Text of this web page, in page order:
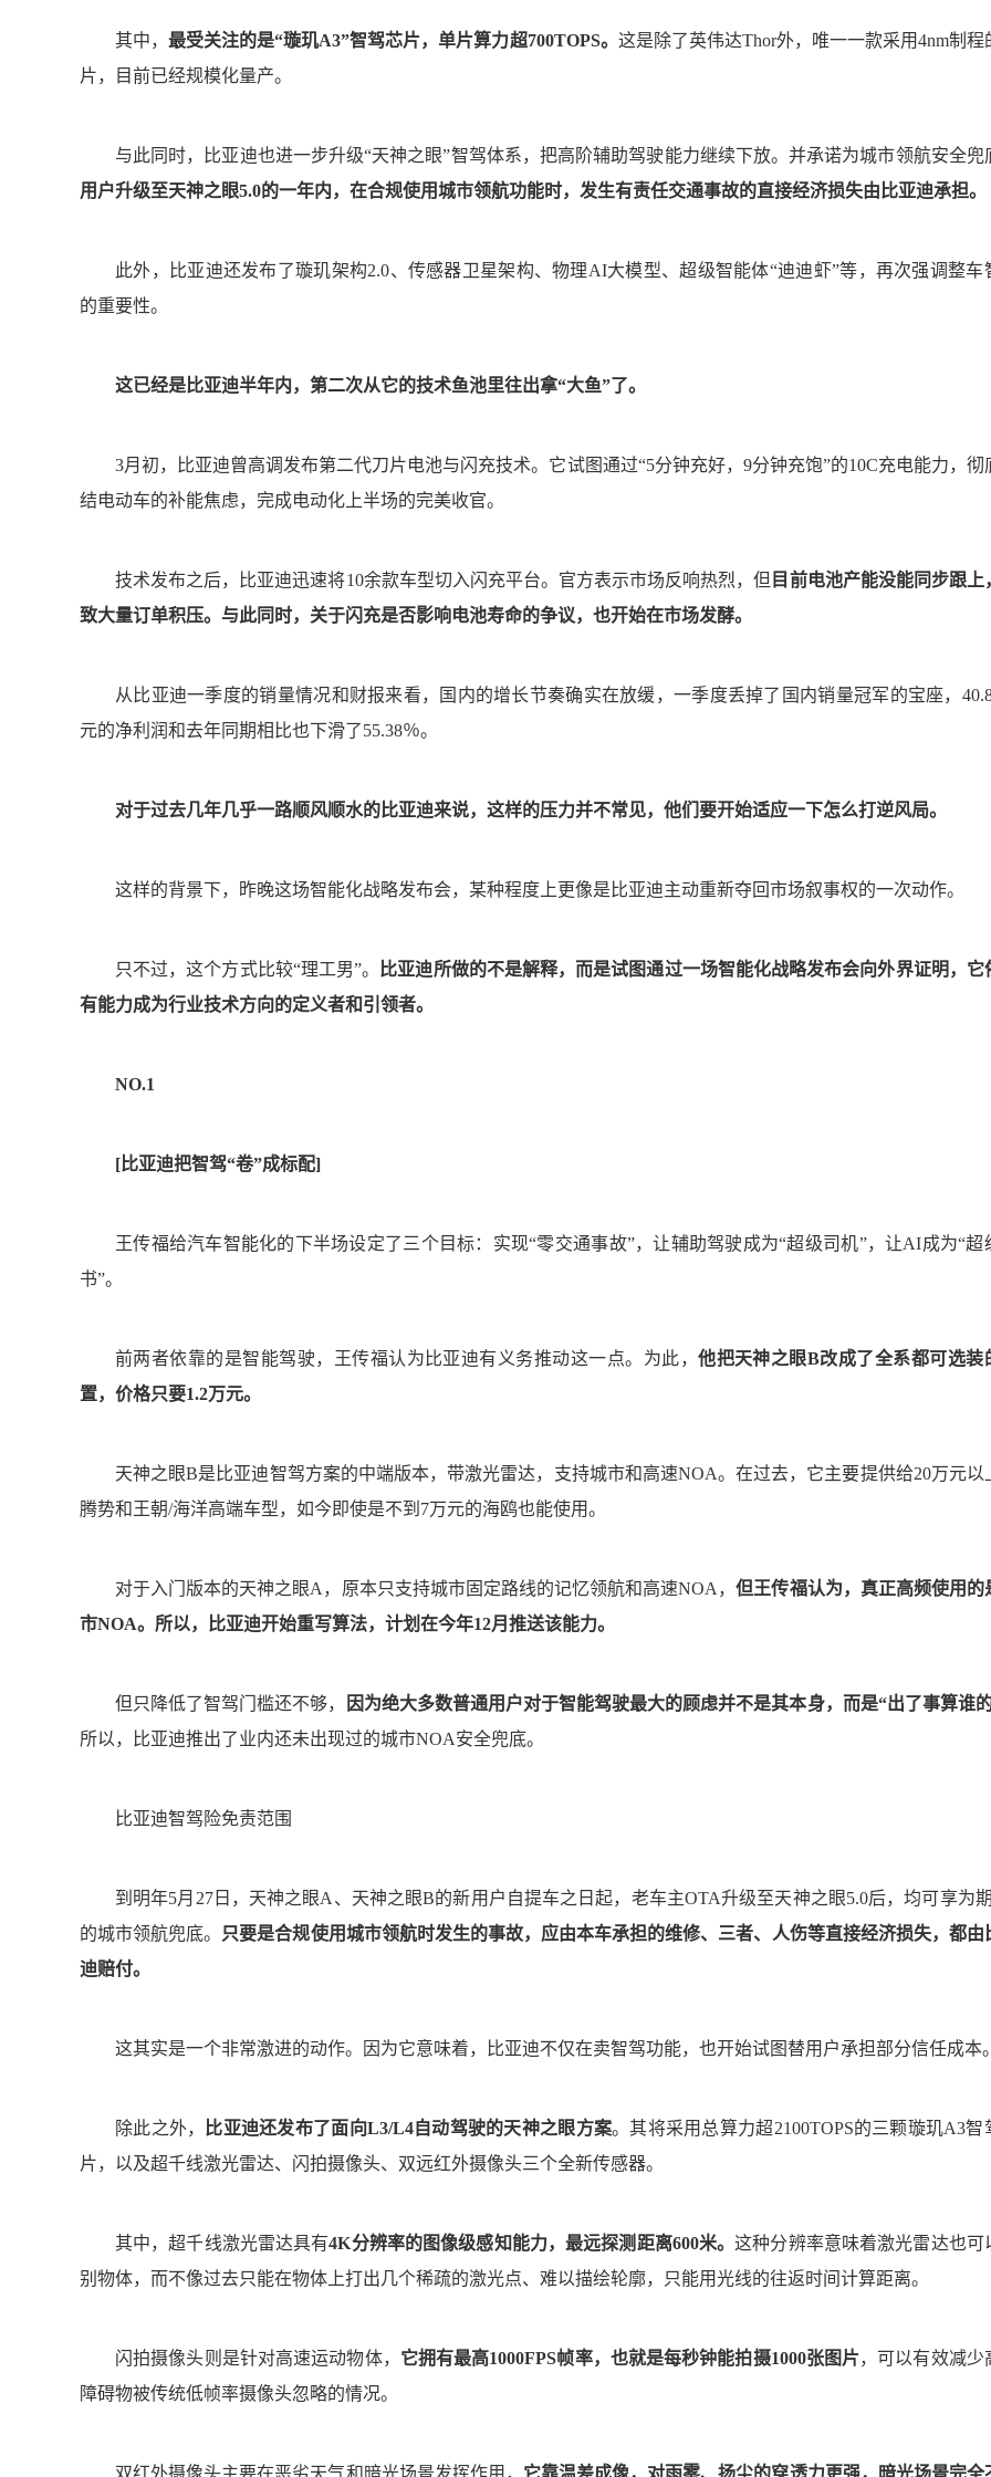
其中，最受关注的是“璇玑A3”智驾芯片，单片算力超700TOPS。 这是除了英伟达Thor外，唯一一款采用4nm制程
片，目前已经规模化量产。
与此同时，比亚迪也进一步升级“天神之眼”智驾体系，把高阶辅助驾驶能力继续下放。并承诺为城市领航安全兜
用户升级至天神之眼5.0的一年内，在合规使用城市领航功能时，发生有责任交通事故的直接经济损失由比亚迪承担。
此外，比亚迪还发布了璇玑架构2.0、传感器卫星架构、物理AI大模型、超级智能体“迪迪虾”等，再次强调整车
的重要性。
这已经是比亚迪半年内，第二次从它的技术鱼池里往出拿“大鱼”了。
3月初，比亚迪曾高调发布第二代刀片电池与闪充技术。它试图通过“5分钟充好，9分钟充饱”的10C充电能力，彻
结电动车的补能焦虑，完成电动化上半场的完美收官。
技术发布之后，比亚迪迅速将10余款车型切入闪充平台。官方表示市场反响热烈，但 目前电池产能没能同步跟上
致大量订单积压。与此同时，关于闪充是否影响电池寿命的争议，也开始在市场发酵。
从比亚迪一季度的销量情况和财报来看，国内的增长节奏确实在放缓，一季度丢掉了国内销量冠军的宝座，
元的净利润和去年同期相比也下滑了55.38％。
对于过去几年几乎一路顺风顺水的比亚迪来说，这样的压力并不常见，他们要开始适应一下怎么打逆风局。
这样的背景下，昨晚这场智能化战略发布会，某种程度上更像是比亚迪主动重新夺回市场叙事权的一次动作。
只不过，这个方式比较“理工男”。
比亚迪所做的不是解释，而是试图通过一场智能化战略发布会向外界证明，它
有能力成为行业技术方向的定义者和引领者。
NO.1
[ 比亚迪把智驾“卷”成标配]
王传福给汽车智能化的下半场设定了三个目标：实现“零交通事故”，让辅助驾驶成为“超级司机”，让AI成为“超
书”。
前两者依靠的是智能驾驶，王传福认为比亚迪有义务推动这一点。为此，他把天神之眼B改成了全系都可选装
置，价格只要1.2万元。
天神之眼B是比亚迪智驾方案的中端版本，带激光雷达，支持城市和高速NOA。在过去，它主要提供给20万元以
腾势和王朝/海洋高端车型，如今即使是不到7万元的海鸥也能使用。
对于入门版本的天神之眼A，原本只支持城市固定路线的记忆领航和高速NOA，但王传福认为，真正高频使用的
市NOA。所以，比亚迪开始重写算法，计划在今年12月推送该能力。
但只降低了智驾门槛还不够，
因为绝大多数普通用户对于智能驾驶最大的顾虑并不是其本身，而是“出了事算谁的
所以，比亚迪推出了业内还未出现过的城市NOA安全兜底。
比亚迪智驾险免责范围
到明年5月27日，天神之眼A、天神之眼B的新用户自提车之日起，老车主OTA升级至天神之眼5.0后，均可享为
的城市领航兜底。 只要是合规使用城市领航时发生的事故，应由本车承担的维修、三者、人伤等直接经济损失，都由
迪赔付。
这其实是一个非常激进的动作。因为它意味着，比亚迪不仅在卖智驾功能，也开始试图替用户承担部分信任成本。
除此之外， 比亚迪还发布了面向L3/L4自动驾驶的天神之眼方案。其将采用总算力超2100TOPS的三颗璇玑A3智
片，以及超千线激光雷达、闪拍摄像头、双远红外摄像头三个全新传感器。
其中，超千线激光雷达具有4K分辨率的图像级感知能力，最远探测距离600米。这种分辨率意味着激光雷达也可
别物体，而不像过去只能在物体上打出几个稀疏的激光点、难以描绘轮廓，只能用光线的往返时间计算距离。
闪拍摄像头则是针对高速运动物体， 它拥有最高1000FPS帧率，也就是每秒钟能拍摄1000张图片，可以有效减少
障碍物被传统低帧率摄像头忽略的情况。
双红外摄像头主要在恶劣天气和暗光场景发挥作用， 它靠温差成像，对雨雾、扬尘的穿透力更强，暗光场景完全